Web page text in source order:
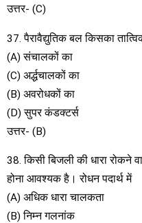
उत्तर- (C)
37. पैरावैद्युतिक बल किसका
(A) संचालकों का
(C) अर्द्धचालकों का
(B) अवरोधकों का
(D) सुपर कंडक्टर्स
उत्तर- (B)
38. किसी बिजली की धारा रोकने
होना आवश्यक है। रोधन पदार्थ में
(A) अधिक धारा चालकता
(B) निम्न गलनांक